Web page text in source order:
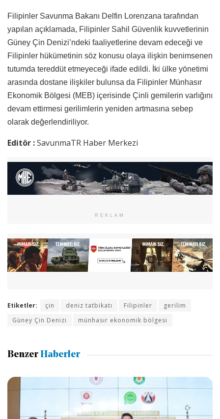
Filipinler Savunma Bakanı Delfin Lorenzana tarafından
yapılan açıklamada, Filipinler Sahil Güvenlik kuvvetlerinin
Güney Çin Denizi’ndeki faaliyetlerine devam edeceği ve
Filipinler hükümetinin söz konusu olaya ilişkin benimsenen
tutumda tereddüt etmeyeceği ifade edildi. İki ülke yönetimi
arasında dostane ilişkiler bulunsa da Filipinler Münhasır
Ekonomik Bölgesi (MEB) içerisinde Çinli gemilerin varlığını
devam ettirmesi gerilimlerin yeniden artmasına sebep
olarak değerlendiriliyor.
Editör :SavunmaTR Haber Merkezi
REKLAM
Etiketler: çin deniz tatbikatı Filipinler
gerilim
Güney Çin Denizi
münhasır ekonomik bölgesi
Benzer Haberler